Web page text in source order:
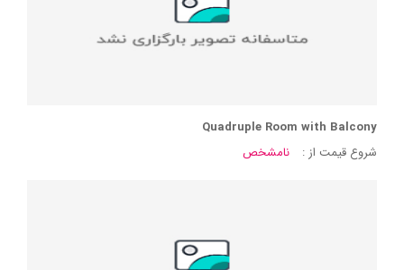
Quadruple Room with Balcony
شروع قیمت از :
نامشخص